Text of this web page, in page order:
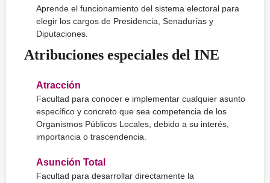
Aprende el funcionamiento del sistema electoral para
elegir los cargos de Presidencia, Senadurías y
Diputaciones.
Atribuciones especiales del INE
Atracción
Facultad para conocer e implementar cualquier asunto
específico y concreto que sea competencia de los
Organismos Públicos Locales, debido a su interés,
importancia o trascendencia.
Asunción Total
Facultad para desarrollar directamente la